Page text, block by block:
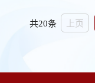
共20条 上页